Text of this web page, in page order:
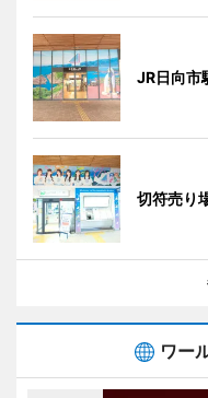
JR日向市
切符売り
ワー